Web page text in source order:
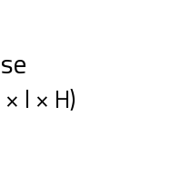
l × H)